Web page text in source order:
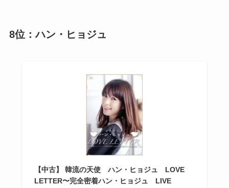
8位：ハン・ヒョジュ
【中古】 韓流の天使 ハン・ヒョジュ LOVE
LETTER〜完全密着ハン・ヒョジュ LIVE